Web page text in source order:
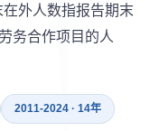
外人数指报告期末
务合作项目的人
2011-2024 · 14年